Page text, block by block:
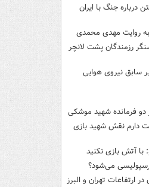
درباره جنگ با ایران
روایت مهدی محمدی
رزمندگان پشت لانچر
سابق نیروی هوایی
دو فرمانده شهید موشکی
دارم نقش شهید بازی
با آتش بازی نکنید
می‌شود؟
در ارتفاعات تهران و البرز